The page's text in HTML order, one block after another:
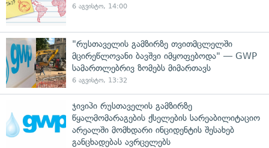
6 აგვისტო, 14:00
"რუსთაველის გამზირზე თვითმცლელში
მცირეწლოვანი ბავშვი იმყოფებოდა" — GWP
სამართლებრივ ზომებს მიმართავს
6 აგვისტო, 13:32
ჯივიპი რუსთაველის გამზირზე
წყალმომარაგების ქსელების სარეაბილიტაციო
არეალში მომხდარი ინციდენტის შესახებ
განცხადებას ავრცელებს